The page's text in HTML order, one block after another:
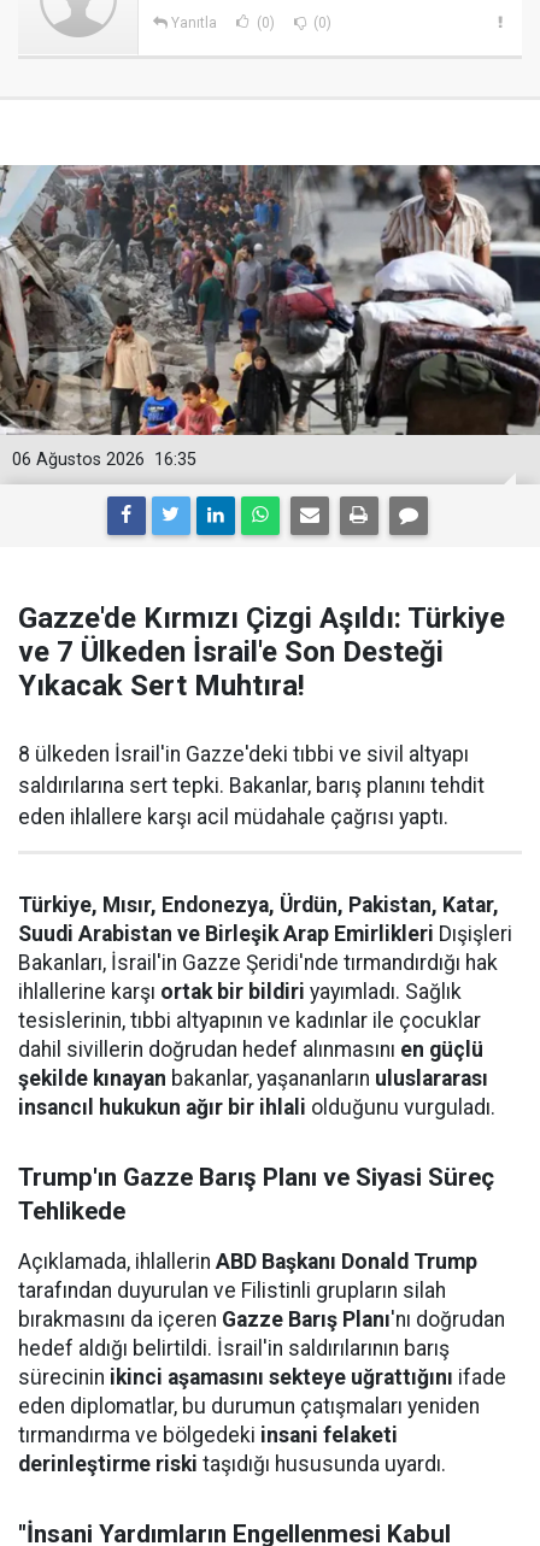
Yanıtla (0) (0)
16:35
06 Ağustos 2026
Gazze'de Kırmızı Çizgi Aşıldı: Türkiye
ve 7 Ülkeden İsrail'e Son Desteği
Yıkacak Sert Muhtıra!
8 ülkeden İsrail'in Gazze'deki tıbbi ve sivil altyapı
saldırılarına sert tepki. Bakanlar, barış planını tehdit
eden ihlallere karşı acil müdahale çağrısı yaptı.
Türkiye, Mısır, Endonezya, Ürdün, Pakistan, Katar,
Suudi Arabistan ve Birleşik Arap Emirlikleri Dışişleri
Bakanları, İsrail'in Gazze Şeridi'nde tırmandırdığı hak
ihlallerine karşı ortak bir bildiri yayımladı. Sağlık
tesislerinin, tıbbi altyapının ve kadınlar ile çocuklar
dahil sivillerin doğrudan hedef alınmasını en güçlü
şekilde kınayan bakanlar, yaşananların uluslararası
insancıl hukukun ağır bir ihlali olduğunu vurguladı.
Trump'ın Gazze Barış Planı ve Siyasi Süreç
Tehlikede
Açıklamada, ihlallerin ABD Başkanı Donald Trump
tarafından duyurulan ve Filistinli grupların silah
bırakmasını da içeren Gazze Barış Planı'nı doğrudan
hedef aldığı belirtildi. İsrail'in saldırılarının barış
sürecinin ikinci aşamasını sekteye uğrattığını ifade
eden diplomatlar, bu durumun çatışmaları yeniden
tırmandırma ve bölgedeki insani felaketi
derinleştirme riski taşıdığı hususunda uyardı.
"İnsani Yardımların Engellenmesi Kabul